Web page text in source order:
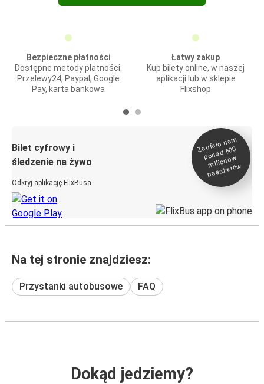
Bezpieczne płatności
Dostępne metody płatności:
Przelewy24, Paypal, Google
Pay, karta bankowa
Łatwy zakup
Kup bilety online, w naszej
aplikacji lub w sklepie
Flixshop
Bilet cyfrowy i
śledzenie na żywo
Odkryj aplikację FlixBusa
Zaufało na
m
ponad 500
milionó
w
pasażeró
w
Na tej stronie znajdziesz:
Przystanki autobusowe FAQ
Dokąd jedziemy?